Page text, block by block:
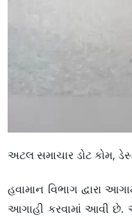
અટલ સમાચાર ડોટ કોમ,
હવામાન વિભાગ દ્વારા
આગાહી કરવામાં આવી છે.